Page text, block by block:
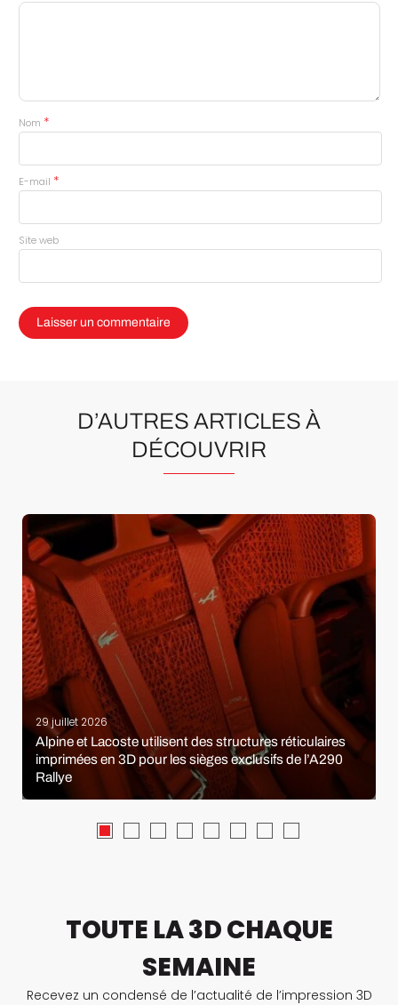
Nom *
E-mail *
Site web
D’AUTRES ARTICLES À
DÉCOUVRIR
29 juillet 2026
Alpine et Lacoste utilisent des structures réticulaires
imprimées en 3D pour les sièges exclusifs de l’A290
Rallye
TOUTE LA 3D CHAQUE
SEMAINE
Recevez un condensé de l’actualité de l’impression 3D